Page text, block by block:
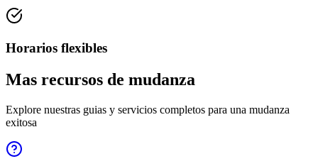
Horarios flexibles
Mas recursos de mudanza
Explore nuestras guias y servicios completos para una mudanza
exitosa